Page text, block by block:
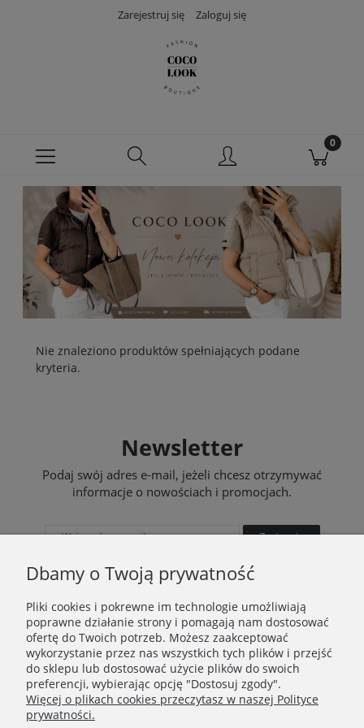
Zarejestruj się Zaloguj się
Nie znaleziono produktów spełniających podane
kryteria.
Newsletter
Podaj swój adres e-mail, jeżeli chcesz otrzymywać
informacje o nowościach i promocjach.
Zapisz się
STOPKA
Ustawienia plików cookies
O nas
Dbamy o Twoją prywatność
Pliki cookies i pokrewne im technologie umożliwiają
poprawne działanie strony i pomagają nam dostosować
ofertę do Twoich potrzeb. Możesz zaakceptować
wykorzystanie przez nas wszystkich tych plików i przejść
do sklepu lub dostosować użycie plików do swoich
preferencji, wybierając opcję "Dostosuj zgody".
Więcej o plikach cookies przeczytasz w naszej Polityce
prywatności.